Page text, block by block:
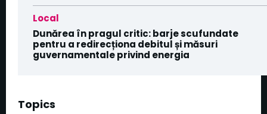
Local
Dunărea în pragul critic: barje scufundate
pentru a redirecționa debitul și măsuri
guvernamentale privind energia
Topics